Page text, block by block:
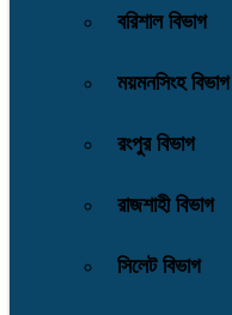
বরিশাল বিভাগ
ময়মনসিংহ বিভাগ
রংপুর বিভাগ
রাজশাহী বিভাগ
সিলেট বিভাগ